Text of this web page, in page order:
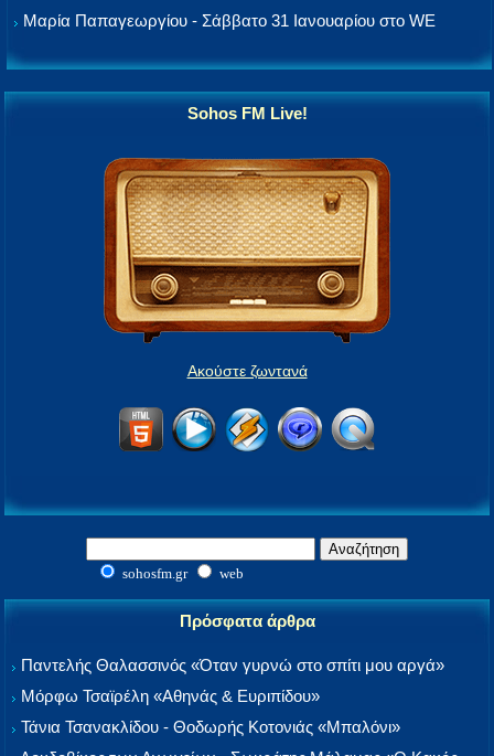
Μαρία Παπαγεωργίου - Σάββατο 31 Ιανουαρίου στο WE
Sohos FM Live!
Ακούστε ζωντανά
sohosfm.gr web
Πρόσφατα άρθρα
Παντελής Θαλασσινός «Όταν γυρνώ στο σπίτι μου αργά»
Μόρφω Τσαϊρέλη «Αθηνάς & Ευριπίδου»
Τάνια Τσανακλίδου - Θοδωρής Κοτονιάς «Μπαλόνι»